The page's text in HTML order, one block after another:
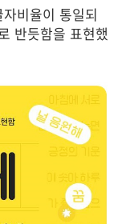
비율이 통일되
반듯함을 표현했